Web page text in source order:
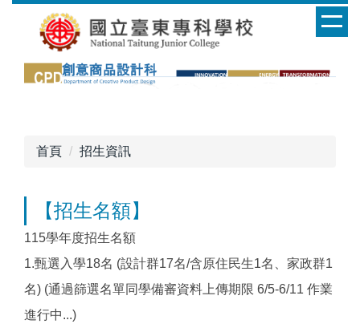
首頁
招生資訊
【招生名額】
115學年度招生名額
1.甄選入學18名 (設計群17名/含原住民生1名、家政群1
名) (通過篩選名單同學備審資料上傳期限 6/5-6/11 作業
進行中...)